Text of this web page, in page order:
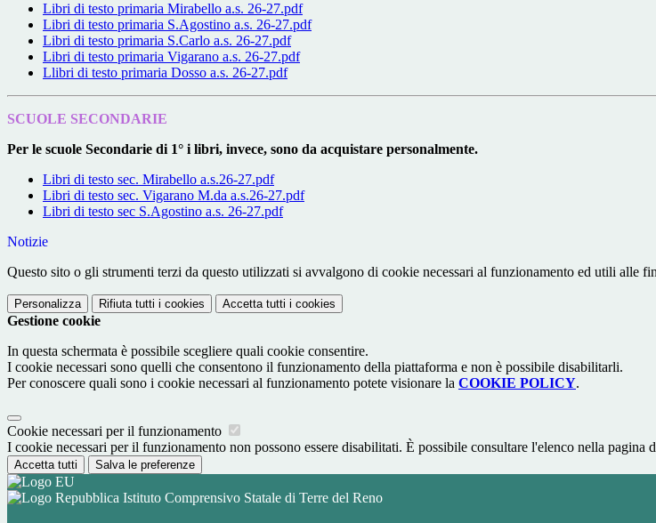
Libri di testo primaria Mirabello a.s. 26-27.pdf
Libri di testo primaria S.Agostino a.s. 26-27.pdf
Libri di testo primaria S.Carlo a.s. 26-27.pdf
Libri di testo primaria Vigarano a.s. 26-27.pdf
Llibri di testo primaria Dosso a.s. 26-27.pdf
SCUOLE SECONDARIE
Per le scuole Secondarie di 1° i libri, invece, sono da acquistare personalmente.
Libri di testo sec. Mirabello a.s.26-27.pdf
Libri di testo sec. Vigarano M.da a.s.26-27.pdf
Libri di testo sec S.Agostino a.s. 26-27.pdf
Notizie
Questo sito o gli strumenti terzi da questo utilizzati si avvalgono di cookie necessari al funzionamento ed utili alle
Personalizza Rifiuta tutti i cookies Accetta tutti i cookies
Gestione cookie
In questa schermata è possibile scegliere quali cookie consentire.
I cookie necessari sono quelli che consentono il funzionamento della piattaforma e non è possibile disabilitarli.
Per conoscere quali sono i cookie necessari al funzionamento potete visionare la COOKIE POLICY.
Cookie necessari per il funzionamento
I cookie necessari per il funzionamento non possono essere disabilitati. È possibile consultare l'elenco nella pagina
Accetta tutti Salva le preferenze
Istituto Comprensivo Statale di Terre del Reno